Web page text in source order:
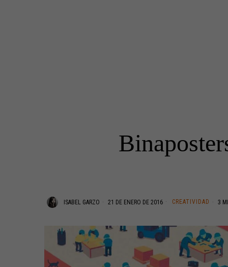
ISABEL GARZO 21 DE ENERO DE 2016 CREATIVIDAD 3